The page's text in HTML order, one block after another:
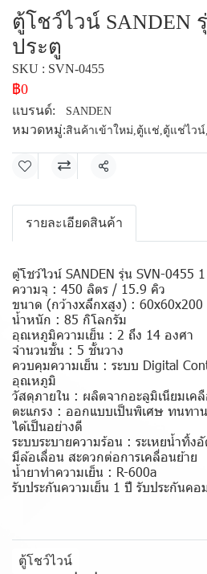
ตู้โชว์ไวน์ SANDEN
ประตู
SKU : SVN-0455
฿0
แบรนด์: SANDEN
หมวดหมู่:สินค้าเข้าใหม่,ตู้เเช่,ตู้แช่ไวน์,
แชร์
รายละเอียดสินค้า
ตู้โชว์ไวน์ SANDEN รุ่น SVN-0455
ความจุ : 450 ลิตร / 15.9 คิว
ขนาด (กว้างxลึกxสูง) : 60x60x200
น้ำหนัก : 85 กิโลกรัม
อุณหภูมิความเย็น : 2 ถึง 14 องศา
จำนวนชั้น : 5 ชั้นวาง
ควบคุมความเย็น : ระบบ Digital
อุณหภูมิ
วัสดุภายใน : ผลิตจากอะลูมิเนียมเค
ตะแกรง : ออกแบบเป็นพิเศษ ทนทา
ได้เป็นอย่างดี
ระบบระบายความร้อน : ระเหยน้ำทิ้ง
มีล้อเลื่อน สะดวกต่อการเคลื่อนย้าย
น้ำยาทำความเย็น : R-600a
รับประกันความเย็น 1 ปี รับประกันคอ
ตู้โชว์ไวน์